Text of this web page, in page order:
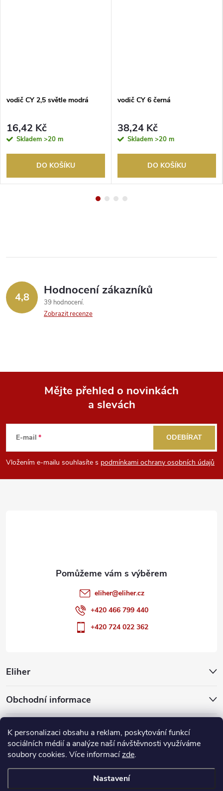
K personalizaci obsahu a reklam, poskytování funkcí
sociálních médií a analýze naší návštěvnosti využíváme
soubory cookies. Více informacízde.
Nastavení
vodič CY 2,5 světle modrá
16,42 Kč
Skladem >20 m
DO KOŠÍKU
vodič CY 6 černá
38,24 Kč
Skladem >20 m
DO KOŠÍKU
4,8 Hodnocení zákazníků
39 hodnocení
Zobrazit recenze
p
Mějte přehled o novinkách
a slevách
E-mail
Vložením e-mailu souhlasíte s podmínkami ochrany osobních údajů
ODEBÍRAT
Eliher
Obchodní informace
Partnerské weby
eliher@eliher.cz
+420 466 799 440
+420 724 022 362
cookies